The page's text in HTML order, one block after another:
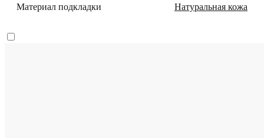
Материал подкладки Натуральная кожа